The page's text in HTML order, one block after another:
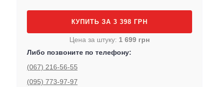
КУПИТЬ ЗА 3 398 ГРН
Цена за штуку: 1 699 грн
Либо позвоните по телефону:
(067) 216-56-55
(095) 773-97-97